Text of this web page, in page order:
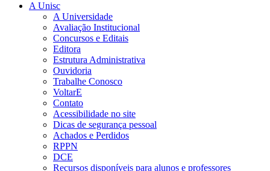
A Unisc
A Universidade
Avaliação Institucional
Concursos e Editais
Editora
Estrutura Administrativa
Ouvidoria
Trabalhe Conosco
VoltarE
Contato
Acessibilidade no site
Dicas de segurança pessoal
Achados e Perdidos
RPPN
DCE
Recursos disponíveis para alunos e professores